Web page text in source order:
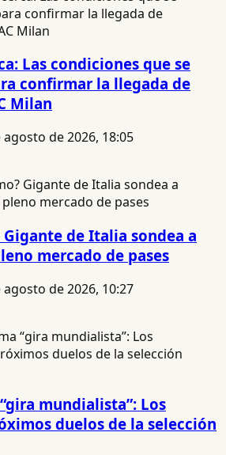
Las condiciones que se
confirmar la llegada de
Milan
agosto de 2026, 18:05
de Italia sondea a
mercado de pases
agosto de 2026, 10:27
mundialista”: Los
duelos de la selección